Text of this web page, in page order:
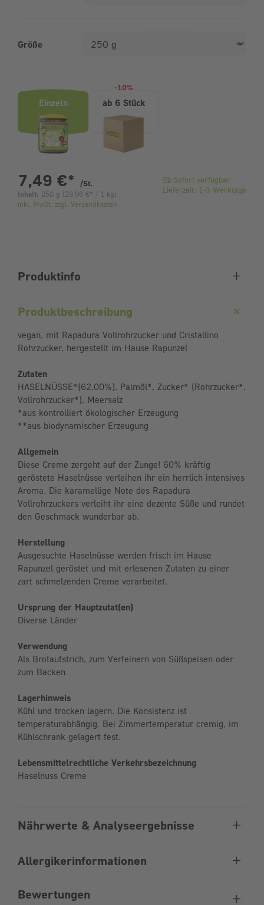
Größe
Einzeln
-10%
ab 6 Stück
7,49 €* /St.
Inhalt: 250 g ( 29,96 € * / 1 kg)
inkl. MwSt. zzgl. Versandkosten
Sofort verfügbar
Lieferzeit: 1-3 Werktage
Produktinfo
Produktbeschreibung
vegan, mit Rapadura Vollrohrzucker und Cristallino
Rohrzucker, hergestellt im Hause Rapunzel
Zutaten
HASELNÜSSE*(62,00%), Palmöl*, Zucker* (Rohrzucker*,
Vollrohrzucker*), Meersalz
*aus kontrolliert ökologischer Erzeugung
**aus biodynamischer Erzeugung
Allgemein
Diese Creme zergeht auf der Zunge! 60% kräftig
geröstete Haselnüsse verleihen ihr ein herrlich intensives
Aroma. Die karamellige Note des Rapadura
Vollrohrzuckers verleiht ihr eine dezente Süße und rundet
den Geschmack wunderbar ab.
Herstellung
Ausgesuchte Haselnüsse werden frisch im Hause
Rapunzel geröstet und mit erlesenen Zutaten zu einer
zart schmelzenden Creme verarbeitet.
Ursprung der Hauptzutat(en)
Diverse Länder
Verwendung
Als Brotaufstrich, zum Verfeinern von Süßspeisen oder
zum Backen
Lagerhinweis
Kühl und trocken lagern. Die Konsistenz ist
temperaturabhängig. Bei Zimmertemperatur cremig, im
Kühlschrank gelagert fest.
Lebensmittelrechtliche Verkehrsbezeichnung
Haselnuss Creme
Nährwerte & Analyseergebnisse
Allergikerinformationen
Bewertungen